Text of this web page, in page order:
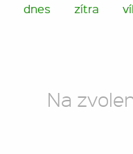
dnes zítra
Na